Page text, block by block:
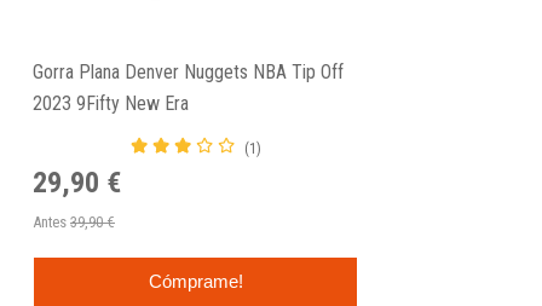
Gorra Plana Denver Nuggets NBA Tip Off
2023 9Fifty New Era
(1)
29,90 €
Antes 39,90 €
Cómprame!